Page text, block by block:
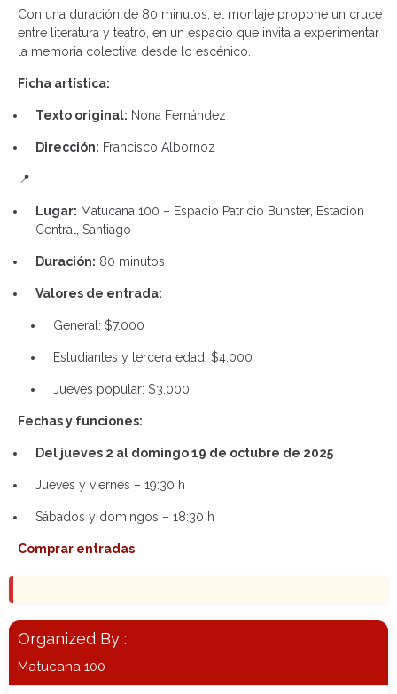
Con una duración de 80 minutos, el montaje propone un cruce
entre literatura y teatro, en un espacio que invita a experimentar
la memoria colectiva desde lo escénico.
Ficha artística:
Texto original: Nona Fernández
Dirección: Francisco Albornoz
📍
Lugar: Matucana 100 – Espacio Patricio Bunster, Estación
Central, Santiago
Duración: 80 minutos
Valores de entrada:
General: $7.000
Estudiantes y tercera edad: $4.000
Jueves popular: $3.000
Fechas y funciones:
Del jueves 2 al domingo 19 de octubre de 2025
Jueves y viernes – 19:30 h
Sábados y domingos – 18:30 h
Comprar entradas
Organized By :
Matucana 100